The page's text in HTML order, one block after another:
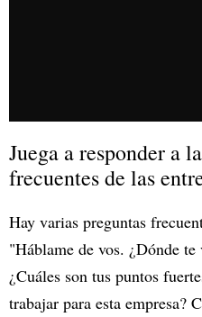
Juega a responder a
frecuentes de las
Hay varias preguntas
"Háblame de vos. ¿Dónde
¿Cuáles son tus puntos
trabajar para esta empresa?